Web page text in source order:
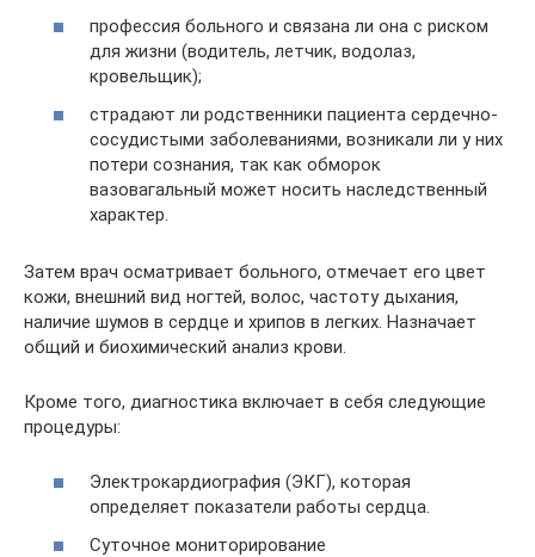
профессия больного и связана ли она с риском
для жизни (водитель, летчик, водолаз,
кровельщик);
страдают ли родственники пациента сердечно-
сосудистыми заболеваниями, возникали ли у них
потери сознания, так как обморок
вазовагальный может носить наследственный
характер.
Затем врач осматривает больного, отмечает его цвет
кожи, внешний вид ногтей, волос, частоту дыхания,
наличие шумов в сердце и хрипов в легких. Назначает
общий и биохимический анализ крови.
Кроме того, диагностика включает в себя следующие
процедуры:
Электрокардиография (ЭКГ), которая
определяет показатели работы сердца.
Суточное мониторирование